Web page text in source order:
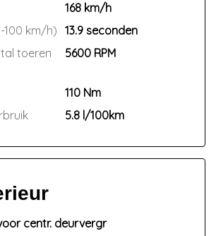
168 km/h
100 km/h)
13.9 seconden
toeren
5600 RPM
110 Nm
5.8 l/100km
centr. deurvergr